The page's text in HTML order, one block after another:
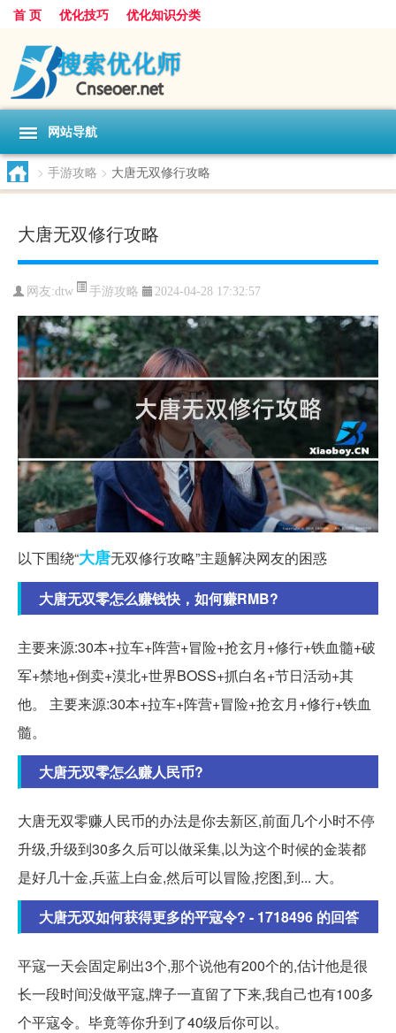
首 页 优化技巧 优化知识分类
网站导航
> 手游攻略 > 大唐无双修行攻略
大唐无双修行攻略
网友:dtw 手游攻略 2024-04-28 17:32:57
以下围绕“大唐无双修行攻略”主题解决网友的困惑
大唐无双零怎么赚钱快，如何赚RMB?
主要来源:30本+拉车+阵营+冒险+抢玄月+修行+铁血髓+破
军+禁地+倒卖+漠北+世界BOSS+抓白名+节日活动+其
他。 主要来源:30本+拉车+阵营+冒险+抢玄月+修行+铁血
髓。
大唐无双零怎么赚人民币?
大唐无双零赚人民币的办法是你去新区,前面几个小时不停
升级,升级到30多久后可以做采集,以为这个时候的金装都
是好几十金,兵蓝上白金,然后可以冒险,挖图,到... 大。
大唐无双如何获得更多的平寇令? - 1718496 的回答
平寇一天会固定刷出3个,那个说他有200个的,估计他是很
长一段时间没做平寇,牌子一直留了下来,我自己也有100多
个平寇令。毕竟等你升到了40级后你可以。